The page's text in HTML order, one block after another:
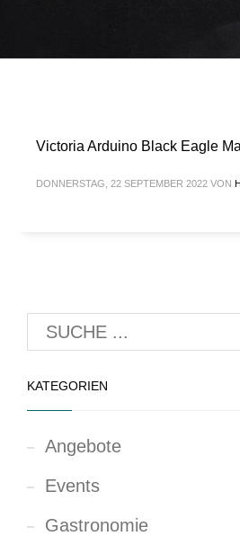
Victoria Arduino Black Eagle
DONNERSTAG, 22 SEPTEMBER 2022 VON
KATEGORIEN
Angebote
Events
Gastronomie